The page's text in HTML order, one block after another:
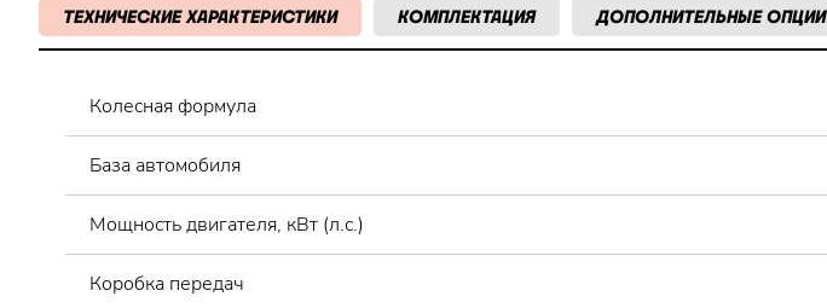
ТЕХНИЧЕСКИЕ ХАРАКТЕРИСТИКИ КОМПЛЕКТАЦИЯ ДОПОЛНИТЕЛЬНЫЕ ОПЦИИ
Колесная формула
База автомобиля
Мощность двигателя, кВт (л.с.)
Коробка передач